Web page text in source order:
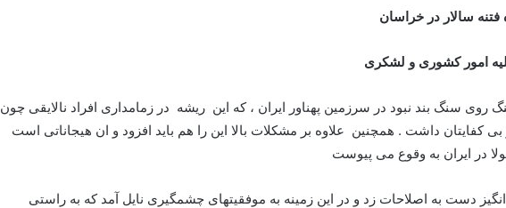
سالار در خراسان
امور کشوری و لشکری
سنگ بند نبود در سرزمین پهناور ایران ، که این ریشه در زمامداری افراد نالایقی چون
کفایتان داشت . همچنین علاوه بر مشکلات بالا این را هم باید افزود و ان هیجاناتی است
در ایران به وقوع می پیوست
دست به اصلاحات زد و در این زمینه به موفقیتهای چشمگیری نایل آمد که به راستی